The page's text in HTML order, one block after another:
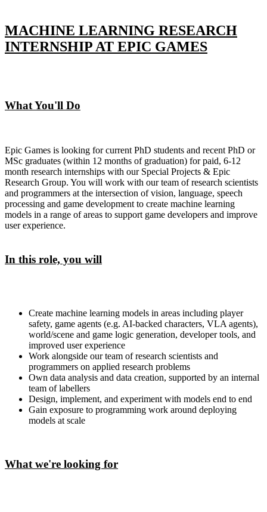
MACHINE LEARNING RESEARCH
INTERNSHIP AT EPIC GAMES
What You'll Do
Epic Games is looking for current PhD students and recent PhD or
MSc graduates (within 12 months of graduation) for paid, 6-12
month research internships with our Special Projects & Epic
Research Group. You will work with our team of research scientists
and programmers at the intersection of vision, language, speech
processing and game development to create machine learning
models in a range of areas to support game developers and improve
user experience.
In this role, you will
Create machine learning models in areas including player
safety, game agents (e.g. AI-backed characters, VLA agents),
world/scene and game logic generation, developer tools, and
improved user experience
Work alongside our team of research scientists and
programmers on applied research problems
Own data analysis and data creation, supported by an internal
team of labellers
Design, implement, and experiment with models end to end
Gain exposure to programming work around deploying
models at scale
What we're looking for